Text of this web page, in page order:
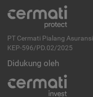
PT Cermati Pialang Asuransi
KEP-596/PD.02/2025
Didukung oleh